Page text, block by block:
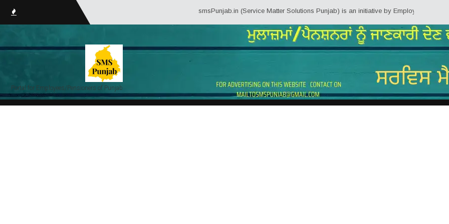
smsPunjab.in (Service Matter Solutions Punjab) is an initiative by Employees/
Portal for Employees/Pensioners of Punjab